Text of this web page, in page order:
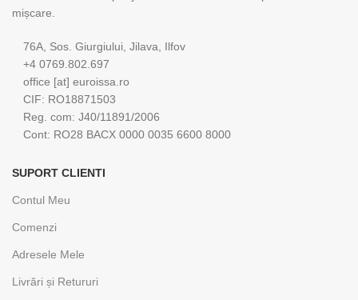
mișcare.
76A, Sos. Giurgiului, Jilava, Ilfov
+4 0769.802.697
office [at] euroissa.ro
CIF: RO18871503
Reg. com: J40/11891/2006
Cont: RO28 BACX 0000 0035 6600 8000
SUPORT CLIENTI
Contul Meu
Comenzi
Adresele Mele
Livrări și Retururi